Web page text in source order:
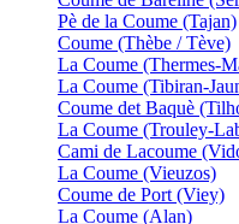
Pè de la Coume (Tajan)
Coume (Thèbe / Tève)
La Coume (Thermes-
La Coume (Tibiran-
Coume det Baquè
La Coume (Trouley-
Cami de Lacoume
La Coume (Vieuzos)
Coume de Port (Viey)
La Coume (Alan)